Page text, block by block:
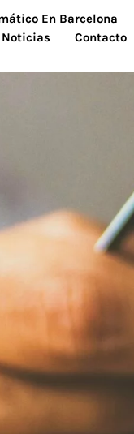
En Barcelona
Noticias Contacto